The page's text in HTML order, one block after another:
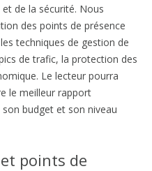
de la sécurité. Nous
des points de présence
techniques de gestion de
de trafic, la protection des
Le lecteur pourra
le meilleur rapport
budget et son niveau
points de